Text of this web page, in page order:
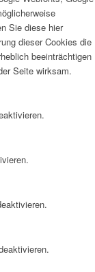
Sie diese hier
dieser Cookies die
beeinträchtigen
Seite wirksam.